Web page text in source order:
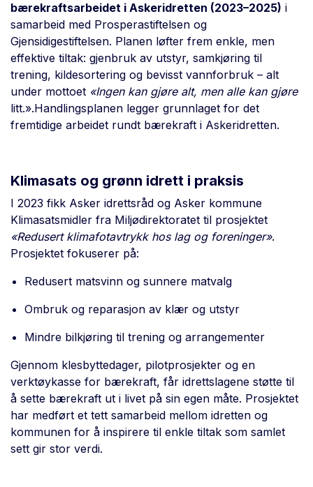
bærekraftsarbeidet i Askeridretten (2023–2025) i
samarbeid med Prosperastiftelsen og
Gjensidigestiftelsen. Planen løfter frem enkle, men
effektive tiltak: gjenbruk av utstyr, samkjøring til
trening, kildesortering og bevisst vannforbruk – alt
under mottoet «Ingen kan gjøre alt, men alle kan gjøre
litt.».Handlingsplanen legger grunnlaget for det
fremtidige arbeidet rundt bærekraft i Askeridretten.
Klimasats og grønn idrett i praksis
I 2023 fikk Asker idrettsråd og Asker kommune
Klimasatsmidler fra Miljødirektoratet til prosjektet
«Redusert klimafotavtrykk hos lag og foreninger».
Prosjektet fokuserer på:
Redusert matsvinn og sunnere matvalg
Ombruk og reparasjon av klær og utstyr
Mindre bilkjøring til trening og arrangementer
Gjennom klesbyttedager, pilotprosjekter og en
verktøykasse for bærekraft, får idrettslagene støtte til
å sette bærekraft ut i livet på sin egen måte. Prosjektet
har medført et tett samarbeid mellom idretten og
kommunen for å inspirere til enkle tiltak som samlet
sett gir stor verdi.